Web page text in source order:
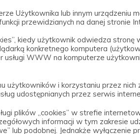
Użytkownika lub innym urządzeniu
przewidzianych na danej stronie
kiedy użytkownik odwiedza
konkretnego komputera
WWW na komputerze
użytkowników i korzystaniu przez
udostępnianych przez serwis
plików „cookies” w strefie
informacji w tym zakresie
lub podobnej. Jednakże